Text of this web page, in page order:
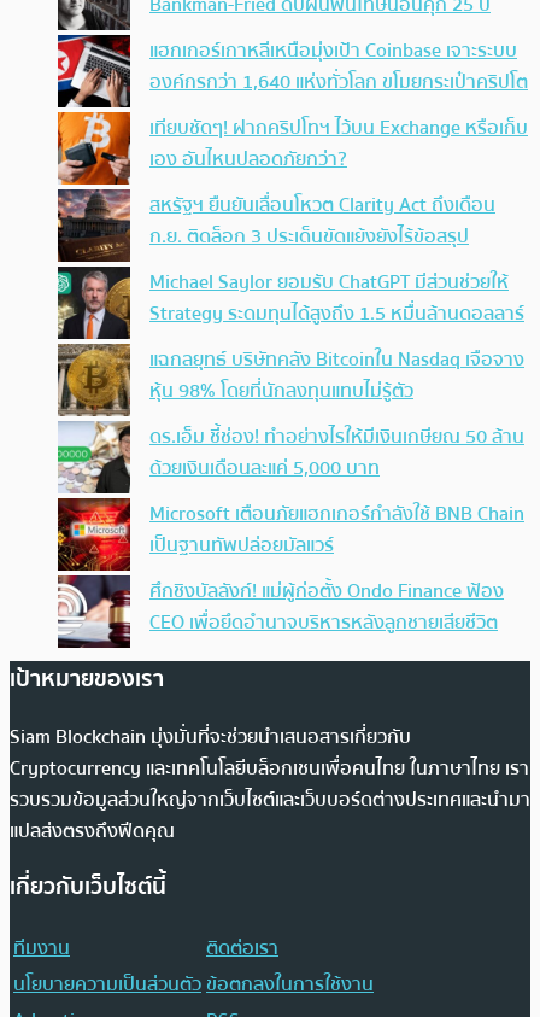
แฮกเกอร์เกาหลีเหนือมุ่งเป้า Coinbase เจาะระบบ
องค์กรกว่า 1,640 แห่งทั่วโลก ขโมยกระเป๋าคริปโต
เทียบชัดๆ! ฝากคริปโทฯ ไว้บน Exchange หรือเก็บ
เอง อันไหนปลอดภัยกว่า?
สหรัฐฯ ยืนยันเลื่อนโหวต Clarity Act ถึงเดือน
ก.ย. ติดล็อก 3 ประเด็นขัดแย้งยังไร้ข้อสรุป
Michael Saylor ยอมรับ ChatGPT มีส่วนช่วยให้
Strategy ระดมทุนได้สูงถึง 1.5 หมื่นล้านดอลลาร์
แฉกลยุทธ์ บริษัทคลัง Bitcoinใน Nasdaq เจือจาง
หุ้น 98% โดยที่นักลงทุนแทบไม่รู้ตัว
ดร.เอ็ม ชี้ช่อง! ทำอย่างไรให้มีเงินเกษียณ 50 ล้าน
ด้วยเงินเดือนละแค่ 5,000 บาท
Microsoft เตือนภัยแฮกเกอร์กำลังใช้ BNB Chain
เป็นฐานทัพปล่อยมัลแวร์
ศึกชิงบัลลังก์! แม่ผู้ก่อตั้ง Ondo Finance ฟ้อง
CEO เพื่อยึดอำนาจบริหารหลังลูกชายเสียชีวิต
เป้าหมายของเรา
Siam Blockchain มุ่งมั่นที่จะช่วยนำเสนอสารเกี่ยวกับ
Cryptocurrency และเทคโนโลยีบล็อกเชนเพื่อคนไทย ในภาษาไทย เรา
รวบรวมข้อมูลส่วนใหญ่จากเว็บไซต์และเว็บบอร์ดต่างประเทศและนำมา
แปลส่งตรงถึงฟีดคุณ
เกี่ยวกับเว็บไซต์นี้
ทีมงาน
ติดต่อเรา
นโยบายความเป็นส่วนตัวข้อตกลงในการใช้งาน